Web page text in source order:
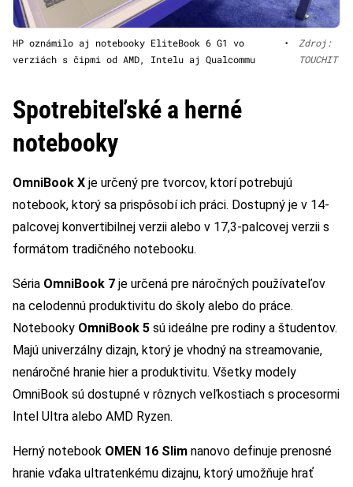
HP oznámilo aj notebooky EliteBook 6 G1 vo
verziách s čipmi od AMD, Intelu aj Qualcommu
•
Zdroj:
TOUCHIT
Spotrebiteľské a herné
notebooky
OmniBook X je určený pre tvorcov, ktorí potrebujú
notebook, ktorý sa prispôsobí ich práci. Dostupný je v 14-
palcovej konvertibilnej verzii alebo v 17,3-palcovej verzii s
formátom tradičného notebooku.
Séria OmniBook 7 je určená pre náročných používateľov
na celodennú produktivitu do školy alebo do práce.
Notebooky OmniBook 5 sú ideálne pre rodiny a študentov.
Majú univerzálny dizajn, ktorý je vhodný na streamovanie,
nenáročné hranie hier a produktivitu. Všetky modely
OmniBook sú dostupné v rôznych veľkostiach s procesormi
Intel Ultra alebo AMD Ryzen.
Herný notebook OMEN 16 Slim nanovo definuje prenosné
hranie vďaka ultratenkému dizajnu, ktorý umožňuje hrať